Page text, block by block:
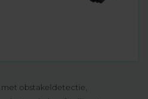
met obstakeldetectie,